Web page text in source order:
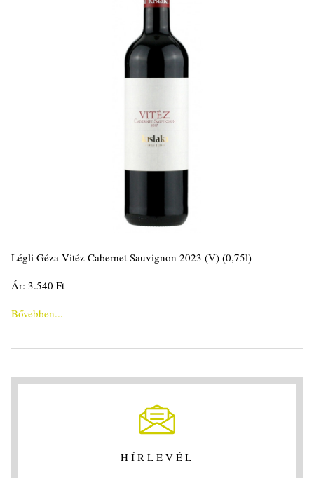
Légli Géza Vitéz Cabernet Sauvignon 2023 (V) (0,75l)
Ár: 3.540 Ft
Bővebben...
HÍRLEVÉL